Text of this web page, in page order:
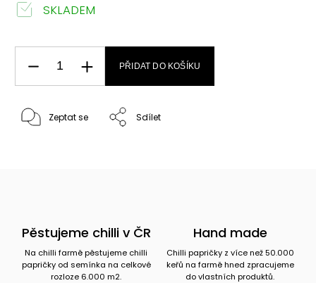
SKLADEM
PŘIDAT DO KOŠÍKU
Zeptat se Sdílet
Pěstujeme chilli v ČR
Na chilli farmě pěstujeme chilli
papričky od semínka na celkové
rozloze 6.000 m2.
Hand made
Chilli papričky z více než 50.000
keřů na farmě hned zpracujeme
do vlastních produktů.